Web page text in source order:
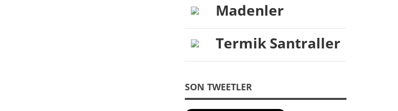
Madenler
Termik Santraller
SON TWEETLER